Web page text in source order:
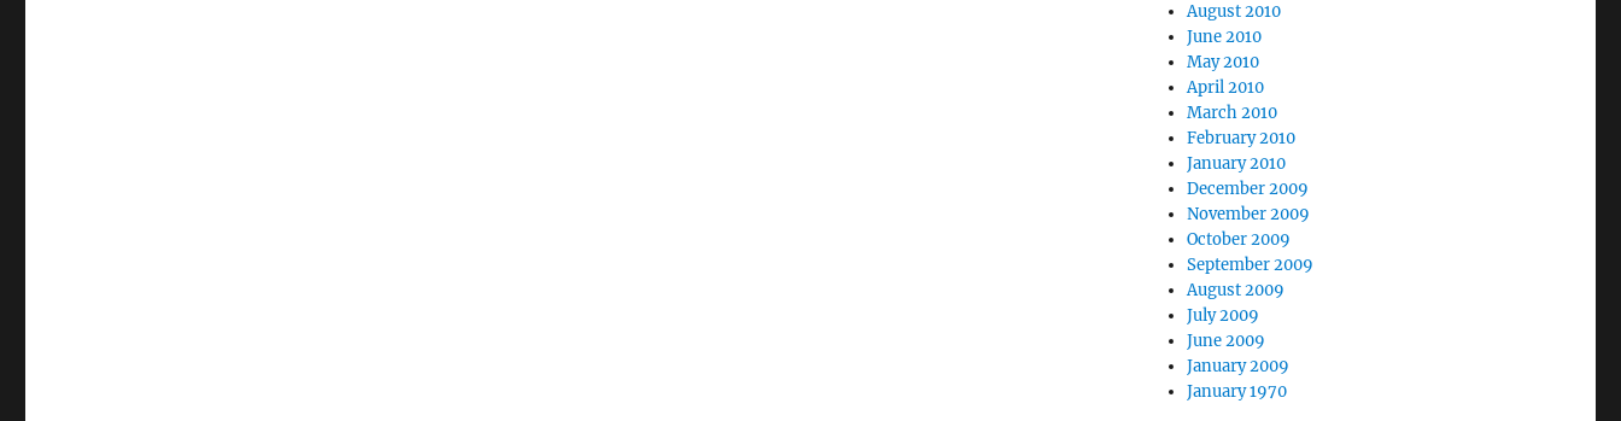
August 2010
June 2010
May 2010
April 2010
March 2010
February 2010
January 2010
December 2009
November 2009
October 2009
September 2009
August 2009
July 2009
June 2009
January 2009
January 1970